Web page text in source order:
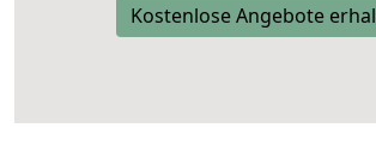
Kostenlose Angebote